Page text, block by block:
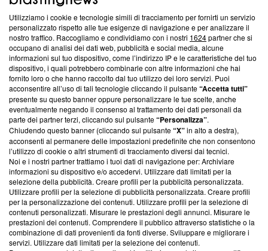
Questa sezione offre informazioni trasparenti su Blasting
News, sui nostri processi editoriali e su come ci impegniamo a
creare news di qualità. Inoltre, afferma la nostra aderenza a
‘Trust Project - News with Integrity’Blasting News non è
ancora membro del programma, ma ha richiesto di farne
parte; Trust Project non ha ancora effettuato una verifica di
conformità agli standard.
Su di noi
Team editoriale
Corporate
Redazione
Informativa Privacy
Cookie Policy
Blasting SA, IDI CHE-247.845.224, Via Carlo Frasca, 3 - 6900
Utilizziamo i cookie e tecnologie simili di tracciamento per fornirti un servizio
personalizzato rispetto alle tue esigenze di navigazione e per analizzare il
nostro traffico. Raccogliamo e condividiamo con i nostri 1624partner che si
occupano di analisi dei dati web, pubblicità e social media, alcune
informazioni sul tuo dispositivo, come l’indirizzo IP e le caratteristiche del tuo
dispositivo, i quali potrebbero combinarle con altre informazioni che hai
fornito loro o che hanno raccolto dal tuo utilizzo dei loro servizi. Puoi
acconsentire all’uso di tali tecnologie cliccando il pulsante“Accetta tutti”
presente su questo banner oppure personalizzare le tue scelte, anche
eventualmente negando il consenso al trattamento dei dati personali da
parte dei partner terzi, cliccando sul pulsante“Personalizza”.
Chiudendo questo banner (cliccando sul pulsante“X”in alto a destra),
acconsenti al permanere delle impostazioni predefinite che non consentono
l’utilizzo di cookie o altri strumenti di tracciamento diversi dai tecnici.
Noi e i nostri partner trattiamo i tuoi dati di navigazione per: Archiviare
informazioni su dispositivo e/o accedervi. Utilizzare dati limitati per la
selezione della pubblicità. Creare profili per la pubblicità personalizzata.
Utilizzare profili per la selezione di pubblicità personalizzata. Creare profili
per la personalizzazione dei contenuti. Utilizzare profili per la selezione di
contenuti personalizzati. Misurare le prestazioni degli annunci. Misurare le
prestazioni dei contenuti. Comprendere il pubblico attraverso statistiche o la
combinazione di dati provenienti da fonti diverse. Sviluppare e migliorare i
servizi. Utilizzare dati limitati per la selezione dei contenuti.